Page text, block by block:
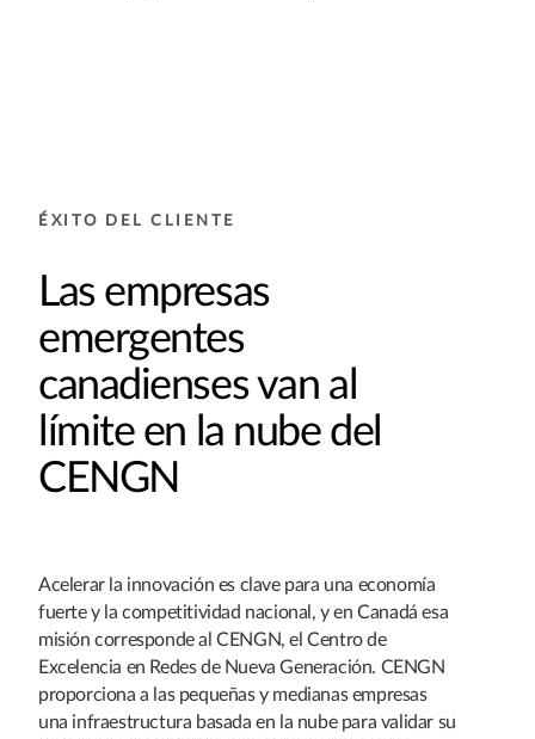
ÉXITO DEL CLIENTE
Las empresas
emergentes
canadienses van al
límite en la nube del
CENGN
Acelerar la innovación es clave para una economía
fuerte y la competitividad nacional, y en Canadá esa
misión corresponde al CENGN, el Centro de
Excelencia en Redes de Nueva Generación. CENGN
proporciona a las pequeñas y medianas empresas
una infraestructura basada en la nube para validar su